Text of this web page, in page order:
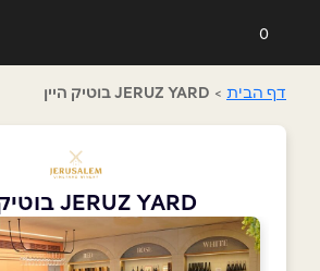
0
דף הבית > JERUZ YARD בוטיק היין
JERUZ YARD בוטיק היין